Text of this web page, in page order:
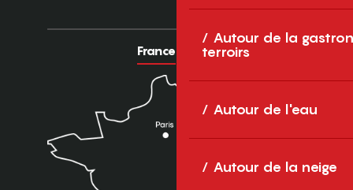
Autour de la
terroirs
Autour de l'eau
Autour de la neige
France Europe